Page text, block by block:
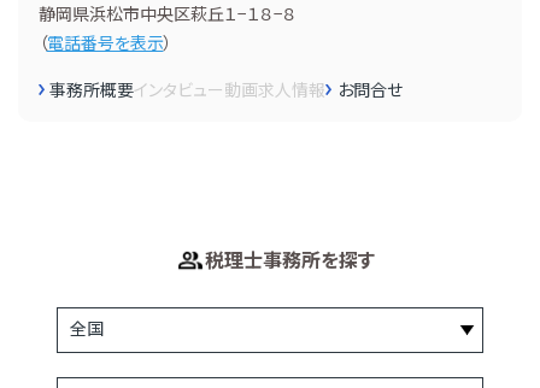
静岡県浜松市中央区萩丘１−１８−８
（電話番号を表示）
事務所概要インタビュー動画求人情報 お問合せ
税理士事務所を探す